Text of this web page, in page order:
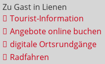
Zu Gast in Lienen
Tourist-Information
Angebote online buchen
digitale Ortsrundgänge
Radfahren